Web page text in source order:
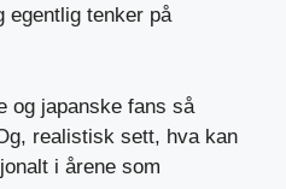
egentlig tenker på
og japanske fans så
realistisk sett, hva kan
i årene som